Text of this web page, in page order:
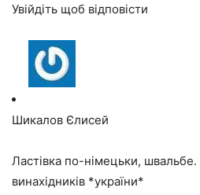
Увійдіть щоб відповісти
Шикалов Єлисей
Ластівка по-німецьки,
винахідників *україни*